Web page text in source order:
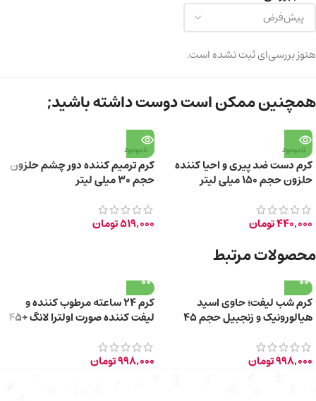
هنوز بررسی‌ای ثبت نشده است.
همچنین ممکن است دوست داشته باشید;
ناموجود
کرم دست ضد پیری و احیا کننده
حلزون حجم ۱۵۰ میلی لیتر
440,000تومان
ناموجود
کرم ترمیم کننده دور چشم حلزون
حجم ۳۰ میلی لیتر
519,000تومان
محصولات مرتبط
کرم شب لیفت؛ حاوی اسید
هیالورونیک و زنجبیل حجم 45
998,000تومان
کرم ۲۴ ساعته مرطوب کننده و
لیفت کننده صورت اولترا لانگ +45
998,000تومان